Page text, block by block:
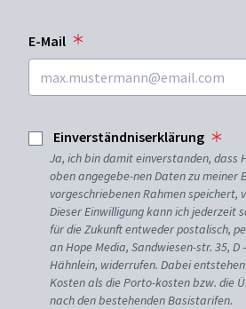
E-Mail
Einverständniserklärung
Ja, ich bin damit einverstanden, dass
oben angegebe-nen Daten zu meiner
vorgeschriebenen Rahmen
Dieser Einwilligung kann ich jederzeit
für die Zukunft entweder postalisch,
an Hope Media, Sandwiesen-str. 35, D
Hähnlein, widerrufen. Dabei
Kosten als die Porto-kosten bzw. die
nach den bestehenden Basistarifen.